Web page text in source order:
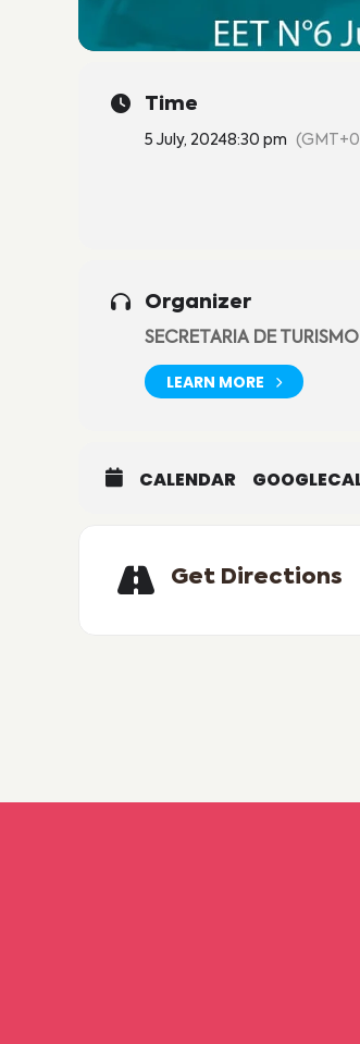
Time
5 July, 20248:30 pm
Organizer
SECRETARIA DE
LEARN MORE
CALENDAR
Get Directions